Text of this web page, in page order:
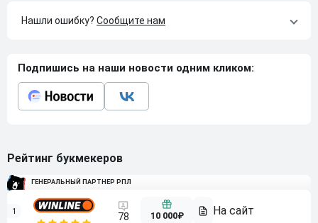
Нашли ошибку? Сообщите нам
Подпишись на наши новости одним кликом:
Рейтинг букмекеров
ГЕНЕРАЛЬНЫЙ ПАРТНЕР РПЛ
1 78 10 000₽